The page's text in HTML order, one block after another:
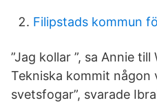
Filipstads kommun
”Jag kollar ”, sa Annie
Tekniska kommit någon
svetsfogar”, svarade